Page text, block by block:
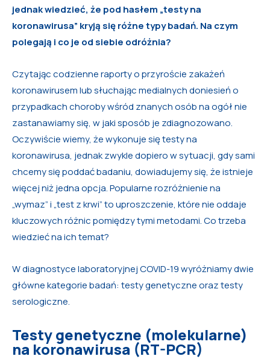
jednak wiedzieć, że pod hasłem „testy na
koronawirusa” kryją się różne typy badań. Na czym
polegają i co je od siebie odróżnia?
Czytając codzienne raporty o przyroście zakażeń
koronawirusem lub słuchając medialnych doniesień o
przypadkach choroby wśród znanych osób na ogół nie
zastanawiamy się, w jaki sposób je zdiagnozowano.
Oczywiście wiemy, że wykonuje się testy na
koronawirusa, jednak zwykle dopiero w sytuacji, gdy sami
chcemy się poddać badaniu, dowiadujemy się, że istnieje
więcej niż jedna opcja. Popularne rozróżnienie na
„wymaz” i „test z krwi” to uproszczenie, które nie oddaje
kluczowych różnic pomiędzy tymi metodami. Co trzeba
wiedzieć na ich temat?
W diagnostyce laboratoryjnej COVID-19 wyróżniamy dwie
główne kategorie badań: testy genetyczne oraz testy
serologiczne.
Testy genetyczne (molekularne)
na koronawirusa (RT-PCR)